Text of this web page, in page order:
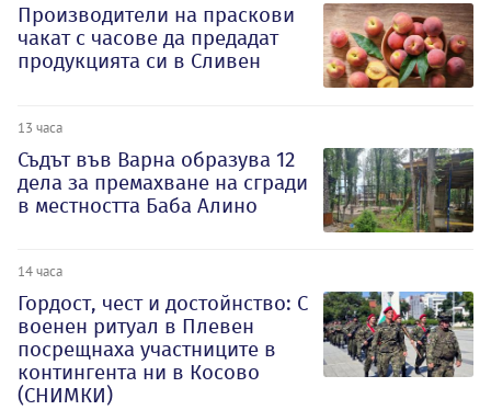
Производители на праскови
чакат с часове да предадат
продукцията си в Сливен
13 часа
Съдът във Варна образува 12
дела за премахване на сгради
в местността Баба Алино
14 часа
Гордост, чест и достойнство: С
военен ритуал в Плевен
посрещнаха участниците в
контингента ни в Косово
(СНИМКИ)